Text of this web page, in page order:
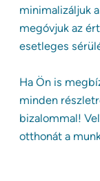
minimalizáljuk
megóvjuk az
esetleges
Ha Ön is
minden
bizalommal!
otthonát a